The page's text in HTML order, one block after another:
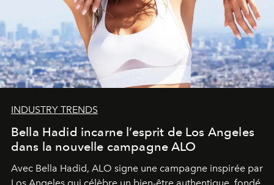
INDUSTRY TRENDS
Bella Hadid incarne l’esprit de Los Angeles
dans la nouvelle campagne ALO
Avec Bella Hadid, ALO signe une campagne inspirée par